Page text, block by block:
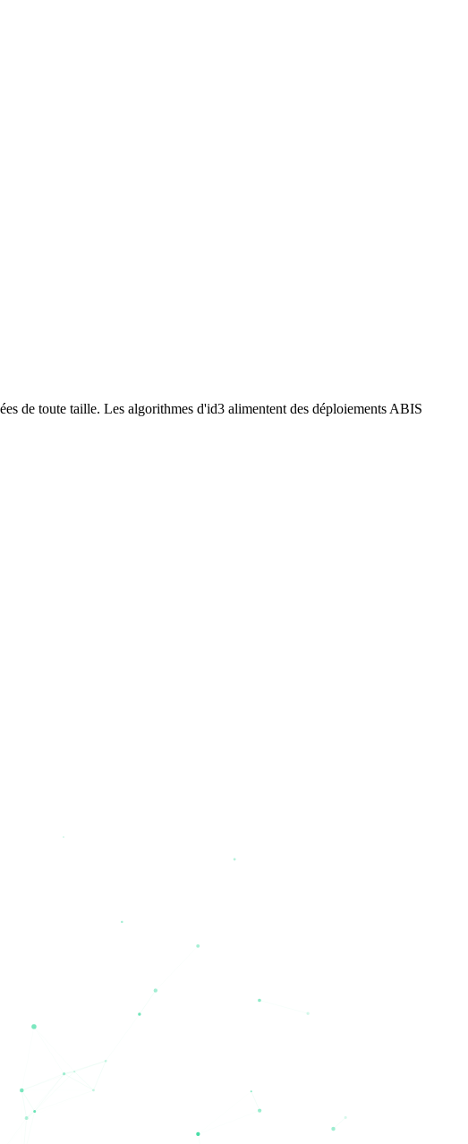
de toute taille. Les algorithmes d'id3 alimentent des déploiements ABIS